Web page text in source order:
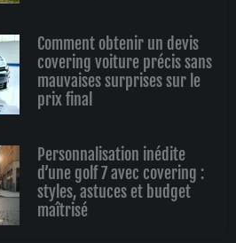
Comment obtenir un devis
covering voiture précis sans
mauvaises surprises sur le
prix final
Personnalisation inédite
d’une golf 7 avec covering :
styles, astuces et budget
maîtrisé